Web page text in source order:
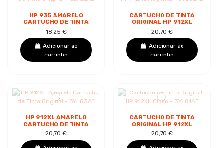
HP 935 AMARELO
CARTUCHO DE TINTA
ORIGINAL - C2P22AE
18,25 €
Adicionar ao
carrinho
CARTUCHO DE TINTA
ORIGINAL HP 912XL
MAGENTA - 3YL82AE
20,70 €
Adicionar ao
carrinho
HP 912XL AMARELO
CARTUCHO DE TINTA
ORIGINAL - 3YL83AE
20,70 €
CARTUCHO DE TINTA
ORIGINAL HP 912XL
CIANO - 3YL81AE
20,70 €